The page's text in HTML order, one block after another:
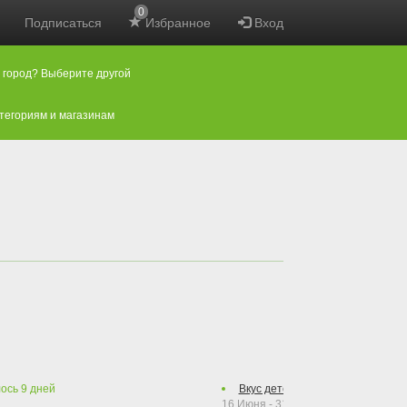
Подписаться Избранное
0
Вход
Выберите другой
и магазинам
9 дней Вкус детства!
16 Июня - 31 Августа 2026